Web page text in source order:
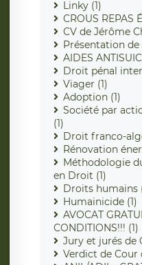
Linky (1)
CROUS REPAS
CV de Jérôme
Présentation de
AIDES
Droit pénal
Viager (1)
Adoption (1)
Société par
(1)
Droit franco-
Rénovation
Méthodologie
en Droit (1)
Droits humains
Humainicide (1)
AVOCAT
CONDITIONS!!! (1)
Jury et jurés de
Verdict de Cour